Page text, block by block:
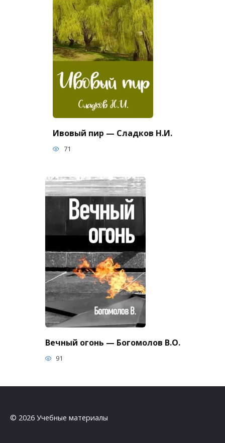
Ивовый пир — Сладков Н.И.
71
Вечный огонь — Богомолов В.О.
91
© 2026 Учебные материалы